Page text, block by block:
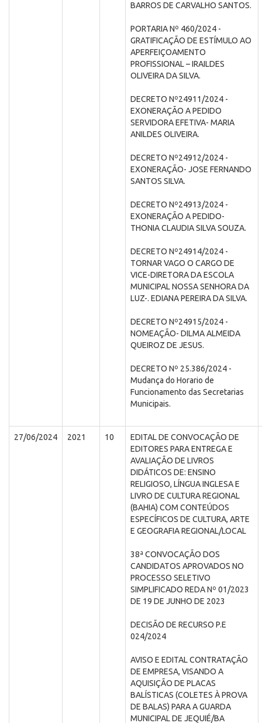
BARROS DE CARVALHO SANTOS.
PORTARIA Nº 460/2024 -
GRATIFICAÇÃO DE ESTÍMULO AO
APERFEIÇOAMENTO
PROFISSIONAL – IRAILDES
OLIVEIRA DA SILVA.
DECRETO Nº24911/2024 -
EXONERAÇÃO A PEDIDO
SERVIDORA EFETIVA- MARIA
ANILDES OLIVEIRA.
DECRETO Nº24912/2024 -
EXONERAÇÃO- JOSE FERNANDO
SANTOS SILVA.
DECRETO Nº24913/2024 -
EXONERAÇÃO A PEDIDO-
THONIA CLAUDIA SILVA SOUZA.
DECRETO Nº24914/2024 -
TORNAR VAGO O CARGO DE
VICE-DIRETORA DA ESCOLA
MUNICIPAL NOSSA SENHORA DA
LUZ-. EDIANA PEREIRA DA SILVA.
DECRETO Nº24915/2024 -
NOMEAÇÃO- DILMA ALMEIDA
QUEIROZ DE JESUS.
DECRETO Nº 25.386/2024 -
Mudança do Horario de
Funcionamento das Secretarias
Municipais.
27/06/2024 2021 10
EDITAL DE CONVOCAÇÃO DE
EDITORES PARA ENTREGA E
AVALIAÇÃO DE LIVROS
DIDÁTICOS DE: ENSINO
RELIGIOSO, LÍNGUA INGLESA E
LIVRO DE CULTURA REGIONAL
(BAHIA) COM CONTEÚDOS
ESPECÍFICOS DE CULTURA, ARTE
E GEOGRAFIA REGIONAL/LOCAL
38ª CONVOCAÇÃO DOS
CANDIDATOS APROVADOS NO
PROCESSO SELETIVO
SIMPLIFICADO REDA Nº 01/2023
DE 19 DE JUNHO DE 2023
DECISÃO DE RECURSO P.E
024/2024
AVISO E EDITAL CONTRATAÇÃO
DE EMPRESA, VISANDO A
AQUISIÇÃO DE PLACAS
BALÍSTICAS (COLETES À PROVA
DE BALAS) PARA A GUARDA
MUNICIPAL DE JEQUIÉ/BA